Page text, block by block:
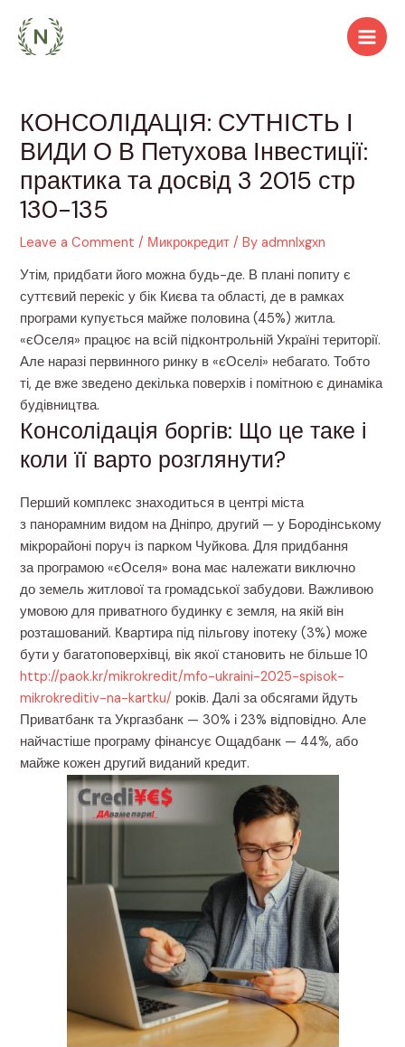
content
Main
КОНСОЛІДАЦІЯ: СУТНІСТЬ І
ВИДИ О В Петухова Інвестиції:
практика та досвід 3 2015 стр
130-135
Leave a Comment / Микрокредит / Byadmnlxgxn
Утім, придбати його можна будь-де. В плані попиту є
суттєвий перекіс у бік Києва та області, де в рамках
програми купується майже половина (45%) житла.
«єОселя» працює на всій підконтрольній Україні території.
Але наразі первинного ринку в «єОселі» небагато. Тобто
ті, де вже зведено декілька поверхів і помітною є динаміка
будівництва.
Консолідація боргів: Що це таке і
коли її варто розглянути?
Перший комплекс знаходиться в центрі міста
з панорамним видом на Дніпро, другий — у Бородінському
мікрорайоні поруч із парком Чуйкова. Для придбання
за програмою «єОселя» вона має належати виключно
до земель житлової та громадської забудови. Важливою
умовою для приватного будинку є земля, на якій він
розташований. Квартира під пільгову іпотеку (3%) може
бути у багатоповерхівці, вік якої становить не більше 10
http://paok.kr/mikrokredit/mfo-ukraini-2025-spisok-
mikrokreditiv-na-kartku/ років. Далі за обсягами йдуть
Приватбанк та Укргазбанк — 30% і 23% відповідно. Але
найчастіше програму фінансує Ощадбанк — 44%, або
майже кожен другий виданий кредит.